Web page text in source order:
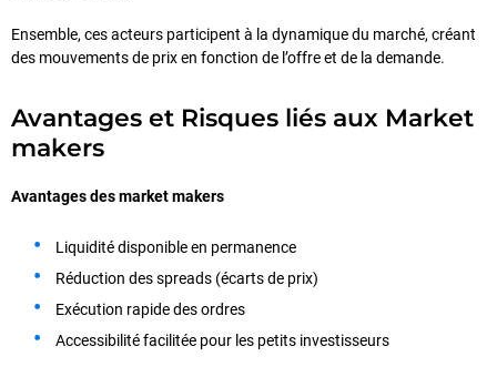
Ensemble, ces acteurs participent à la dynamique du marché, créant
des mouvements de prix en fonction de l’offre et de la demande.
Avantages et Risques liés aux Market
makers
Avantages des market makers
Liquidité disponible en permanence
Réduction des spreads (écarts de prix)
Exécution rapide des ordres
Accessibilité facilitée pour les petits investisseurs